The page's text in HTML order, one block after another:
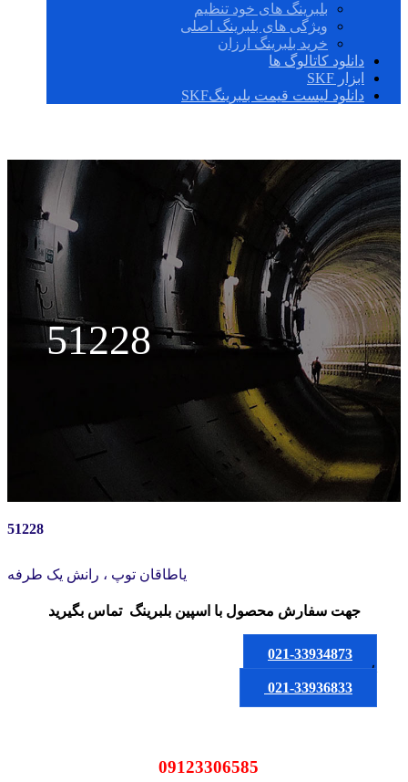
بلبرینگ های خود تنظیم
ویژگی های بلبرینگ اصلی
خرید بلبرینگ ارزان
دانلود کاتالوگ ها
ابزار SKF
دانلود لیست قیمت بلبرینگSKF
51228
51228
یاطاقان توپ ، رانش یک طرفه
جهت سفارش محصولبا اسپین بلبرینگ تماس بگیرید
021-33934873
یا
021-33936833